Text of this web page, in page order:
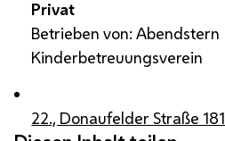
Privat
Betrieben von: Abendstern
Kinderbetreuungsverein
22., Donaufelder Straße 181